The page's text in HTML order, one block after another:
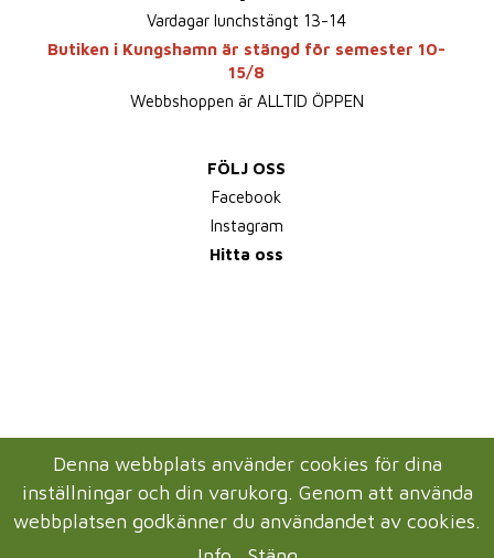
Vardagar lunchstängt 13-14
Butiken i Kungshamn är stängd för semester 10-
15/8
Webbshoppen är ALLTID ÖPPEN
FÖLJ OSS
Facebook
Instagram
Hitta oss
Denna webbplats använder cookies för dina
inställningar och din varukorg. Genom att använda
webbplatsen godkänner du användandet av cookies.